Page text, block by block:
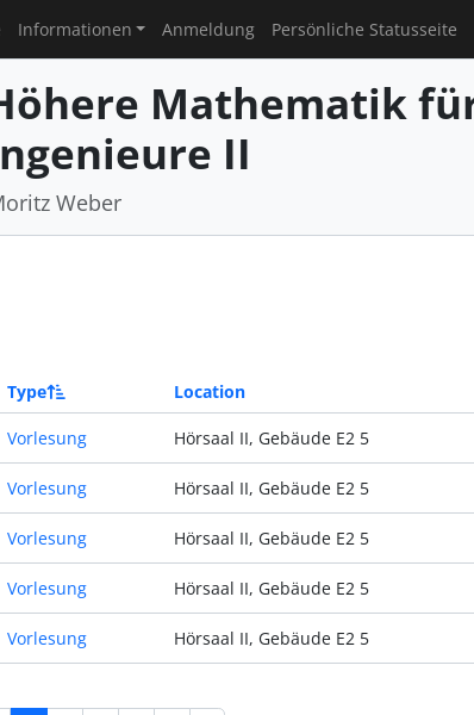
Informationen Anmeldung Persönliche Statusseite
Mathematik
II
Weber
Type Location
Vorlesung Hörsaal II, Gebäude E2 5
Vorlesung Hörsaal II, Gebäude E2 5
Vorlesung Hörsaal II, Gebäude E2 5
Vorlesung Hörsaal II, Gebäude E2 5
Vorlesung Hörsaal II, Gebäude E2 5